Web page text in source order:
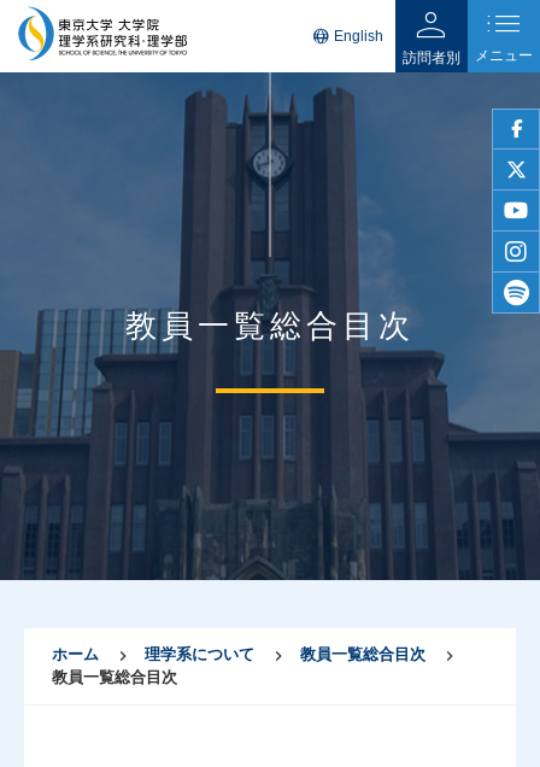
twitter
language English person
訪問者別
list
メニュー
教員一覧総合目次
ホーム 理学系について
教員一覧総合目次
教員一覧総合目次